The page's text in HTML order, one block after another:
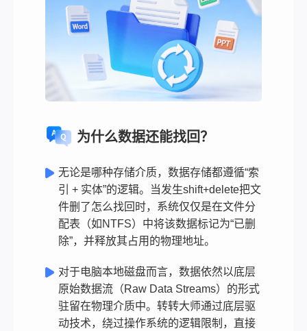
为什么数据还能找回？
无论是哪种存储介质，数据存储都遵循“索
引 + 实体”的逻辑。当发生shift+delete把文
件删了怎么找回时，系统仅仅是在文件分
配表（如NTFS）中将该数据标记为“已删
除”，并释放其占用的物理地址。
对于电脑本地磁盘而言，数据依然以底层
原始数据流（Raw Data Streams）的形式
驻留在物理介质中。转转大师通过底层驱
动技术，绕过操作系统的逻辑限制，直接